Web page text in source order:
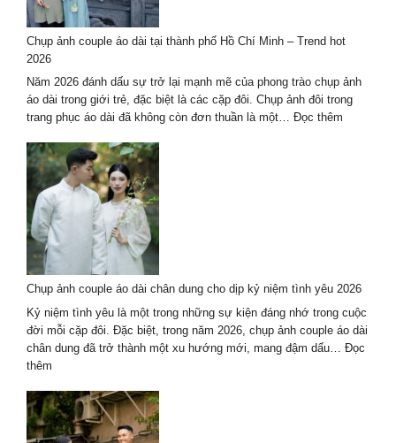
2026
–
trọn
cao
cấp
Chụp ảnh couple áo dài tại thành phố Hồ Chí Minh – Trend hot
2026
Năm 2026 đánh dấu sự trở lại mạnh mẽ của phong trào chụp ảnh
áo dài trong giới trẻ, đặc biệt là các cặp đôi. Chụp ảnh đôi trong
trang phục áo dài đã không còn đơn thuần là một… Đọc thêm
Chí
Minh
–
Trend
Chụp ảnh couple áo dài chân dung cho dịp kỷ niệm tình yêu 2026
Kỷ niệm tình yêu là một trong những sự kiện đáng nhớ trong cuộc
đời mỗi cặp đôi. Đặc biệt, trong năm 2026, chụp ảnh couple áo dài
chân dung đã trở thành một xu hướng mới, mang đậm dấu… Đọc
thêm
ảnh
couple
áo